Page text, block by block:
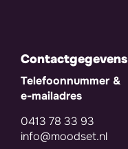
Contactgegevens
Telefoonnummer &
e-mailadres
0413 78 33 93
info@moodset.nl